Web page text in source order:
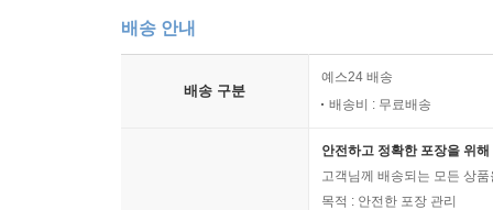
배송 안내
배송 구분
예스24 배송
배송비 : 무료배송
안전하고 정확한 포장을 위
고객님께 배송되는 모든 상
목적 : 안전한 포장 관리